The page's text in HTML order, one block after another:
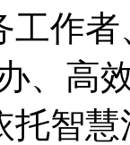
工作
、高
托智